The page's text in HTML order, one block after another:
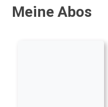
Meine Abos